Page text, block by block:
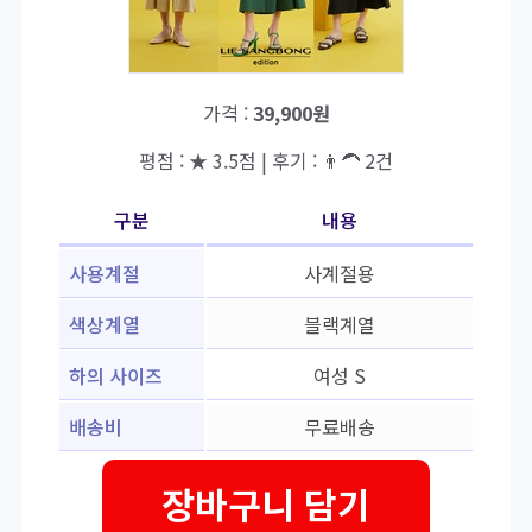
가격 :39,900원
평점 : ★ 3.5점 | 후기 : 👨‍🦱 2건
구분
내용
사용계절
사계절용
색상계열
블랙계열
하의 사이즈
여성 S
배송비
무료배송
장바구니 담기